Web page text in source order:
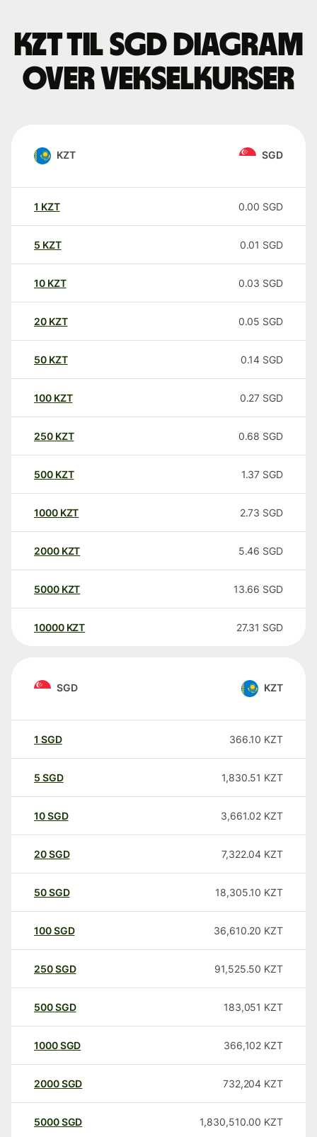
KZT til SGD Diagram
over vekselkurser
KZT SGD
1 KZT 0.00 SGD
5 KZT 0.01 SGD
10 KZT 0.03 SGD
20 KZT 0.05 SGD
50 KZT 0.14 SGD
100 KZT 0.27 SGD
250 KZT 0.68 SGD
500 KZT 1.37 SGD
1000 KZT 2.73 SGD
2000 KZT 5.46 SGD
5000 KZT 13.66 SGD
10000 KZT 27.31 SGD
SGD KZT
1 SGD 366.10 KZT
5 SGD 1,830.51 KZT
10SGD 3,661.02 KZT
20SGD 7,322.04 KZT
50SGD 18,305.10 KZT
100SGD 36,610.20 KZT
250SGD 91,525.50 KZT
500SGD 183,051 KZT
1000SGD 366,102 KZT
2000SGD 732,204 KZT
5000SGD 1,830,510.00 KZT